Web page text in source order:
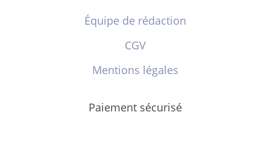
Équipe de rédaction
CGV
Mentions légales
Paiement sécurisé